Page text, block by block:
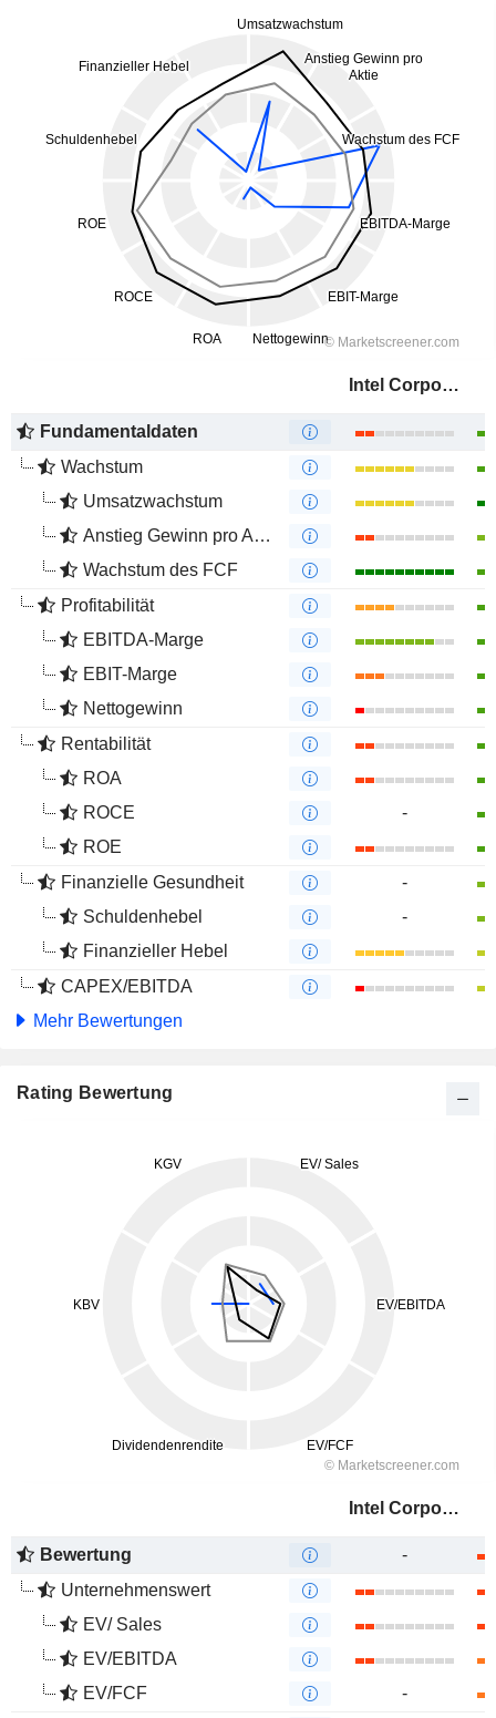
Intel Corporation
Fundamentaldaten
Wachstum
Umsatzwachstum
Anstieg Gewinn pro Aktie
Wachstum des FCF
Profitabilität
EBITDA-Marge
EBIT-Marge
Nettogewinn
Rentabilität
ROA
ROCE
-
ROE
Finanzielle Gesundheit
-
Schuldenhebel
-
Finanzieller Hebel
CAPEX/EBITDA
Mehr Bewertungen
Rating Bewertung
Intel Corporation
Bewertung
-
Unternehmenswert
EV/ Sales
EV/EBITDA
EV/FCF
-